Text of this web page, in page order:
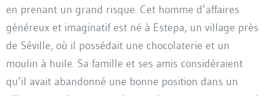
en prenant un grand risque. Cet homme d’affaires
généreux et imaginatif est né à Estepa, un village près
de Séville, où il possédait une chocolaterie et un
moulin à huile. Sa famille et ses amis considéraient
qu’il avait abandonné une bonne position dans un